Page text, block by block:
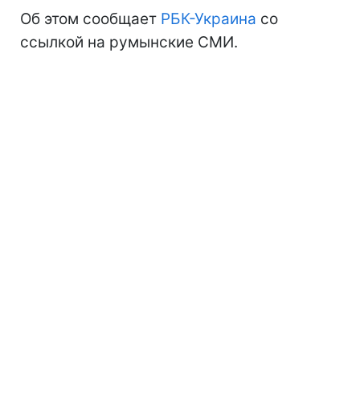
Об этом сообщает РБК-Украина со
ссылкой на румынские СМИ.